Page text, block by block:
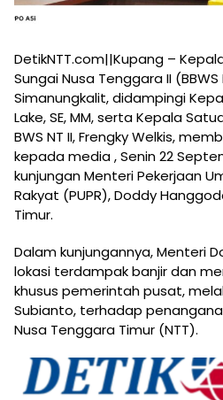
DetikNTT.com||Kupang –
Sungai Nusa Tenggara II
Simanungkalit, didampingi
Lake, SE, MM, serta Kepala
BWS NT II, Frengky Welkis,
kepada media , Senin 22
kunjungan Menteri Pekerjaan
Rakyat (PUPR), Doddy
Timur.
Dalam kunjungannya, Menteri
lokasi terdampak banjir dan
khusus pemerintah pusat,
Subianto, terhadap
Nusa Tenggara Timur (NTT).